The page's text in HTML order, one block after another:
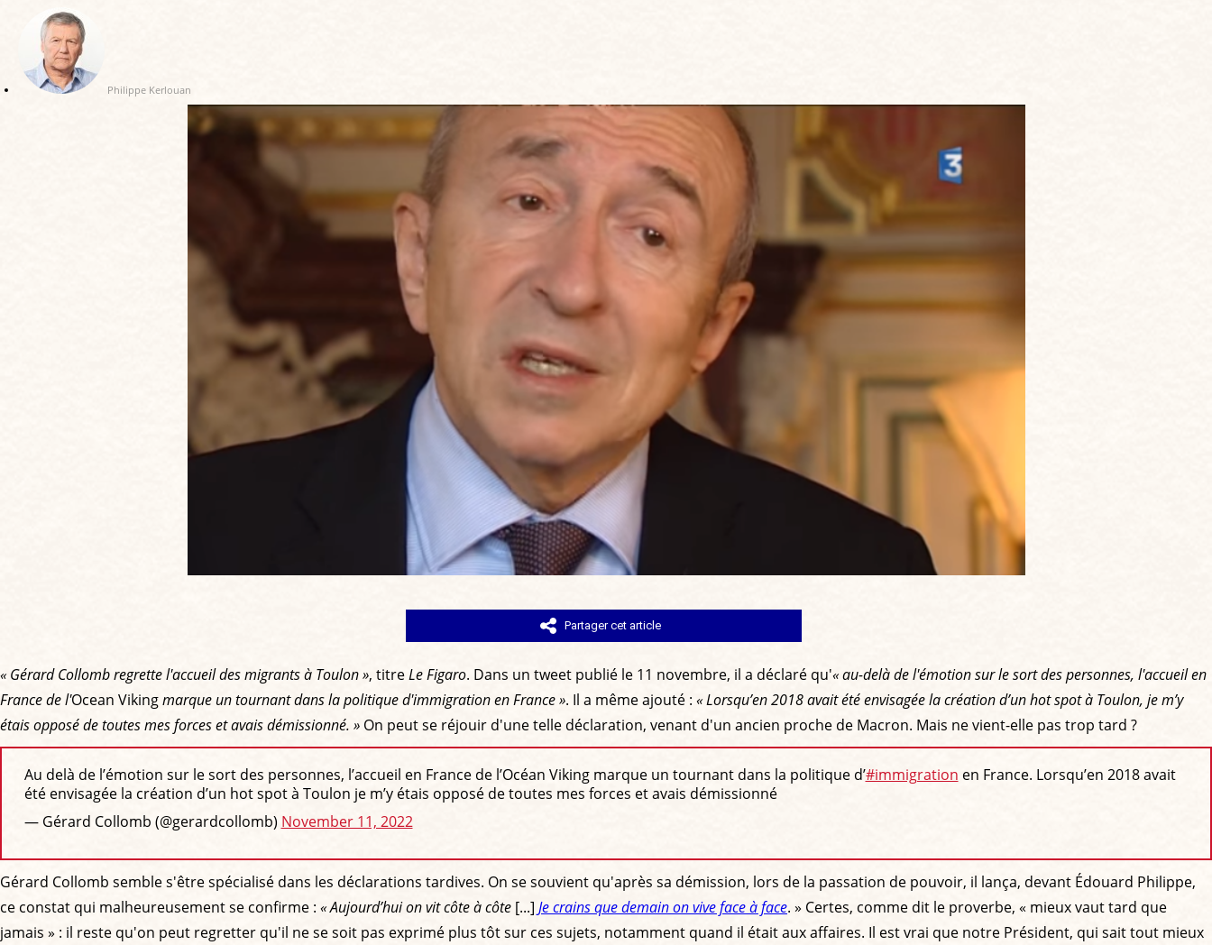
Philippe Kerlouan
Partager cet article
« Gérard Collomb regrette l'accueil des migrants à Toulon », titreLe Figaro. Dans un tweet publié le 11 novembre, il a déclaré qu'« au-delà de l'émotion sur le sort des personnes, l'accueil en
France de l'Ocean Vikingmarque un tournant dans la politique d'immigration en France ». Il a même ajouté : « Lorsqu’en 2018 avait été envisagée la création d’un hot spot à Toulon, je m’y
étais opposé de toutes mes forces et avais démissionné. » On peut se réjouir d'une telle déclaration, venant d'un ancien proche de Macron. Mais ne vient-elle pas trop tard ?
Au delà de l’émotion sur le sort des personnes, l’accueil en France de l’Océan Viking marque un tournant dans la politique d’#immigration en France. Lorsqu’en 2018 avait
été envisagée la création d’un hot spot à Toulon je m’y étais opposé de toutes mes forces et avais démissionné
— Gérard Collomb (@gerardcollomb) November 11, 2022
Gérard Collomb semble s'être spécialisé dans les déclarations tardives. On se souvient qu'après sa démission, lors de la passation de pouvoir, il lança, devant Édouard Philippe,
ce constat qui malheureusement se confirme : « Aujourd’hui on vit côte à côte [...] Je crains que demain on vive face à face. » Certes, comme dit le proverbe, « mieux vaut tard que
jamais » : il reste qu'on peut regretter qu'il ne se soit pas exprimé plus tôt sur ces sujets, notamment quand il était aux affaires. Il est vrai que notre Président, qui sait tout mieux